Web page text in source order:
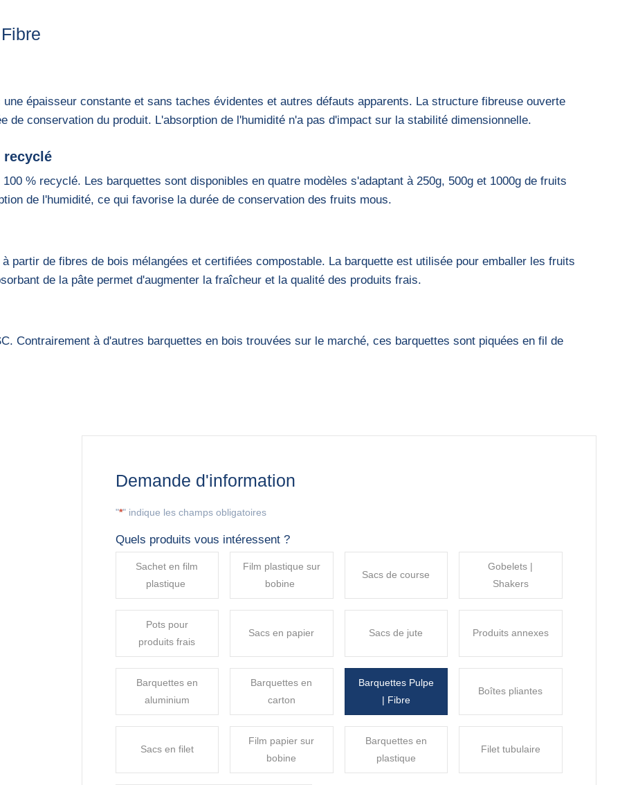
épaisseur constante et sans taches évidentes et autres défauts apparents. La structure fibreuse ouverte
de conservation du produit. L'absorption de l'humidité n'a pas d'impact sur la stabilité dimensionnelle.
recyclé
% recyclé. Les barquettes sont disponibles en quatre modèles s'adaptant à 250g, 500g et 1000g de fruits
de l'humidité, ce qui favorise la durée de conservation des fruits mous.
partir de fibres de bois mélangées et certifiées compostable. La barquette est utilisée pour emballer les fruits
de la pâte permet d'augmenter la fraîcheur et la qualité des produits frais.
Contrairement à d'autres barquettes en bois trouvées sur le marché, ces barquettes sont piquées en fil de
Demande d'information
"*" indique les champs obligatoires
Quels produits vous intéressent ?
Sachet en film
plastique
Film plastique sur
bobine
Sacs de course
Gobelets |
Shakers
Pots pour
produits frais
Sacs en papier Sacs de jute Produits annexes
Barquettes en
aluminium
Barquettes en
carton
Barquettes Pulpe
| Fibre
Boîtes pliantes
Sacs en filet
Film papier sur
bobine
Barquettes en
plastique
Filet tubulaire